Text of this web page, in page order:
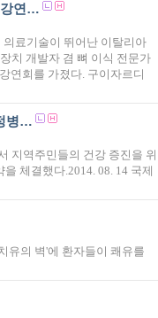
강연…
료기술이 뛰어난 이탈리아
치 개발자 겸 뼈 이식 전문가
연회를 가졌다. 구이자르디
병…
지역주민들의 건강 증진을 위
체결했다.2014. 08. 14 국제
유의 벽'에 환자들이 쾌유를